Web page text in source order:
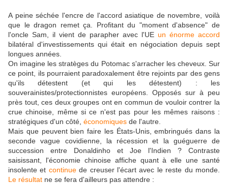
A peine séchée l'encre de l'accord asiatique de novembre, voilà
que le dragon remet ça. Profitant du "moment d'absence" de
l'oncle Sam, il vient de parapher avec l'UE un énorme accord
bilatéral d'investissements qui était en négociation depuis sept
longues années.
On imagine les stratèges du Potomac s'arracher les cheveux. Sur
ce point, ils pourraient paradoxalement être rejoints par des gens
qu'ils détestent (et qui les détestent) : les
souverainistes/protectionnistes européens. Opposés sur à peu
près tout, ces deux groupes ont en commun de vouloir contrer la
crue chinoise, même si ce n'est pas pour les mêmes raisons :
stratégiques d'un côté, économiques de l'autre.
Mais que peuvent bien faire les États-Unis, embringués dans la
seconde vague covidienne, la récession et la guéguerre de
succession entre Donaldinho et Joe l'Indien ? Contraste
saisissant, l'économie chinoise affiche quant à elle une santé
insolente et continuede creuser l'écart avec le reste du monde.
Le résultat ne se fera d'ailleurs pas attendre :